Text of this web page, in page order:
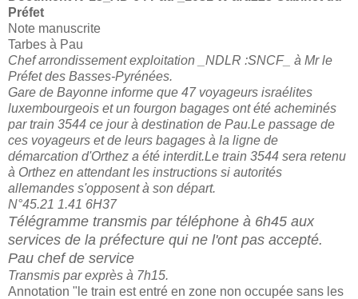
Préfet
Note manuscrite
Tarbes à Pau
Chef arrondissement exploitation _NDLR :SNCF_ à Mr le
Préfet des Basses-Pyrénées.
Gare de Bayonne informe que 47 voyageurs israélites
luxembourgeois et un fourgon bagages ont été acheminés
par train 3544 ce jour à destination de Pau.Le passage de
ces voyageurs et de leurs bagages à la ligne de
démarcation d'Orthez a été interdit.Le train 3544 sera retenu
à Orthez en attendant les instructions si autorités
allemandes s'opposent à son départ.
N°45.21 1.41 6H37
Télégramme transmis par téléphone à 6h45 aux
services de la préfecture qui ne l'ont pas accepté.
Pau chef de service
Transmis par exprès à 7h15.
Annotation "le train est entré en zone non occupée sans les